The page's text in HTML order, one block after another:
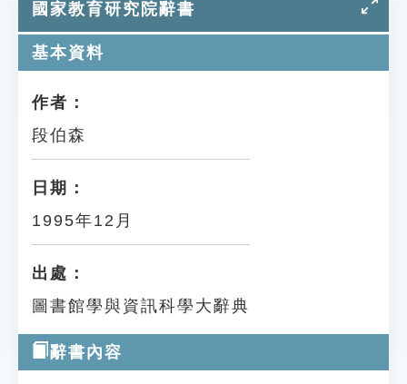
貓頭鷹博士
國家教育研究院辭書
基本資料
作者：
段伯森
日期：
1995年12月
出處：
圖書館學與資訊科學大辭典
辭書內容